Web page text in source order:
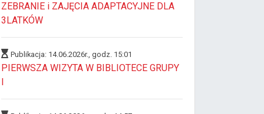
ZEBRANIE i ZAJĘCIA ADAPTACYJNE DLA
3LATKÓW
Publikacja: 14.06.2026r., godz. 15:01
PIERWSZA WIZYTA W BIBLIOTECE GRUPY
I